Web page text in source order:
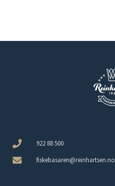
922 88 500
fiskebasaren@reinhartsen.no